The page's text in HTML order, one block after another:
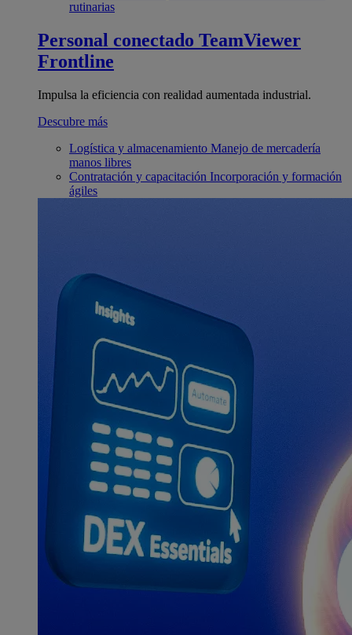
rutinarias
Personal conectado TeamViewer
Frontline
Impulsa la eficiencia con realidad aumentada industrial.
Descubre más
Logística y almacenamiento Manejo de mercadería
manos libres
Contratación y capacitación Incorporación y formación
ágiles